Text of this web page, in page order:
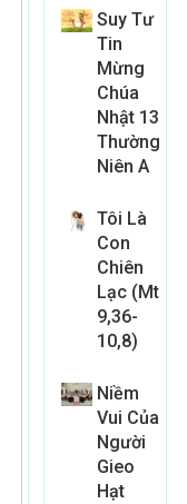
Suy Tư
Tin
Mừng
Chúa
Nhật 13
Thường
Niên A
Tôi Là
Con
Chiên
Lạc (Mt
9,36-
10,8)
Niềm
Vui Của
Người
Gieo
Hạt